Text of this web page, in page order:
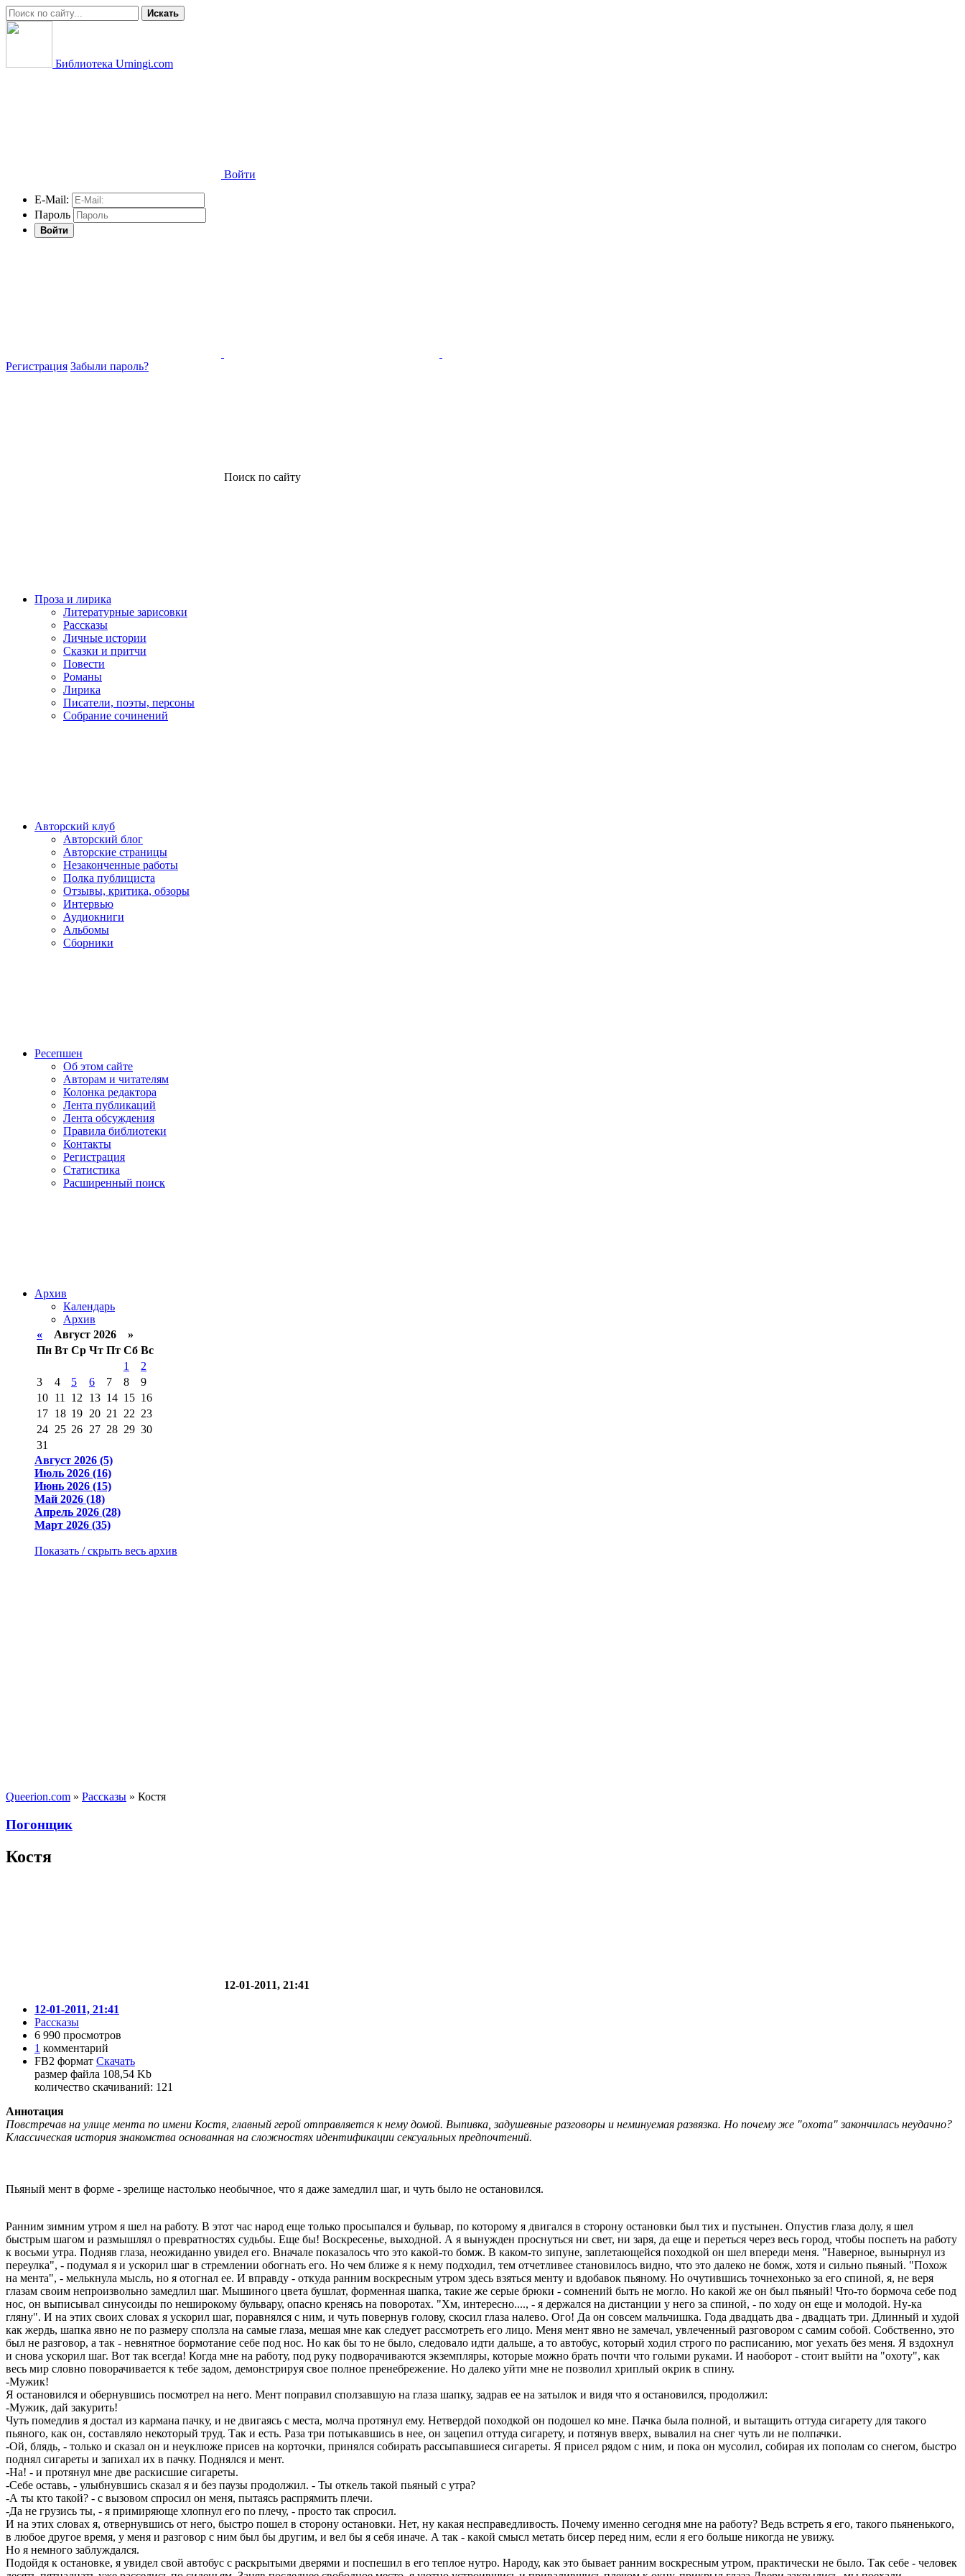
Искать
Библиотека Urningi.com
Войти
E-Mail:
Пароль
Войти
Регистрация Забыли пароль?
Поиск по сайту
Проза и лирика
Литературные зарисовки
Рассказы
Личные истории
Сказки и притчи
Повести
Романы
Лирика
Писатели, поэты, персоны
Собрание сочинений
Авторский клуб
Авторский блог
Авторские страницы
Незаконченные работы
Полка публициста
Отзывы, критика, обзоры
Интервью
Аудиокниги
Альбомы
Сборники
Ресепшен
Об этом сайте
Авторам и читателям
Колонка редактора
Лента публикаций
Лента обсуждения
Правила библиотеки
Контакты
Регистрация
Статистика
Расширенный поиск
Архив
Календарь
Архив
« Август 2026 »
Пн Вт Ср Чт Пт Сб Вс
1
2
3
4 5 6 7 8
9
10 11 12 13 14 15 16
17 18 19 20 21 22 23
24 25 26 27 28 29 30
31
Август 2026 (5)
Июль 2026 (16)
Июнь 2026 (15)
Май 2026 (18)
Апрель 2026 (28)
Март 2026 (35)
Показать / скрыть весь архив
Queerion.com » Рассказы » Костя
Погонщик
Костя
12-01-2011, 21:41
12-01-2011, 21:41
Рассказы
6 990 просмотров
1 комментарий
FB2 формат Скачать
размер файла 108,54 Kb
количество cкачиваний: 121
Аннотация
Повстречав на улице мента по имени Костя, главный герой отправляется к нему домой. Выпивка, задушевные разговоры и неминуемая развязка. Но почему же "охота" закончилась неудачно?
Классическая история знакомства основанная на сложностях идентификации сексуальных предпочтений.
Пьяный мент в форме - зрелище настолько необычное, что я даже замедлил шаг, и чуть было не остановился.
Ранним зимним утром я шел на работу. В этот час народ еще только просыпался и бульвар, по которому я двигался в сторону остановки был тих и пустынен. Опустив глаза долу, я шел
быстрым шагом и размышлял о превратностях судьбы. Еще бы! Воскресенье, выходной. А я вынужден проснуться ни свет, ни заря, да еще и переться через весь город, чтобы поспеть на работу
к восьми утра. Подняв глаза, неожиданно увидел его. Вначале показалось что это какой-то бомж. В каком-то зипуне, заплетающейся походкой он шел впереди меня. "Наверное, вынырнул из
переулка", - подумал я и ускорил шаг в стремлении обогнать его. Но чем ближе я к нему подходил, тем отчетливее становилось видно, что это далеко не бомж, хотя и сильно пьяный. "Похож
на мента", - мелькнула мысль, но я отогнал ее. И вправду - откуда ранним воскресным утром здесь взяться менту и вдобавок пьяному. Но очутившись точнехонько за его спиной, я, не веря
глазам своим непроизвольно замедлил шаг. Мышиного цвета бушлат, форменная шапка, такие же серые брюки - сомнений быть не могло. Но какой же он был пьяный! Что-то бормоча себе под
нос, он выписывал синусоиды по неширокому бульвару, опасно кренясь на поворотах. "Хм, интересно...., - я держался на дистанции у него за спиной, - по ходу он еще и молодой. Ну-ка
гляну". И на этих своих словах я ускорил шаг, поравнялся с ним, и чуть повернув голову, скосил глаза налево. Ого! Да он совсем мальчишка. Года двадцать два - двадцать три. Длинный и худой
как жердь, шапка явно не по размеру сползла на самые глаза, мешая мне как следует рассмотреть его лицо. Меня мент явно не замечал, увлеченный разговором с самим собой. Собственно, это
был не разговор, а так - невнятное бормотание себе под нос. Но как бы то не было, следовало идти дальше, а то автобус, который ходил строго по расписанию, мог уехать без меня. Я вздохнул
и снова ускорил шаг. Вот так всегда! Когда мне на работу, под руку подворачиваются экземпляры, которые можно брать почти что голыми руками. И наоборот - стоит выйти на "охоту", как
весь мир словно поворачивается к тебе задом, демонстрируя свое полное пренебрежение. Но далеко уйти мне не позволил хриплый окрик в спину.
-Мужик!
Я остановился и обернувшись посмотрел на него. Мент поправил сползавшую на глаза шапку, задрав ее на затылок и видя что я остановился, продолжил:
-Мужик, дай закурить!
Чуть помедлив я достал из кармана пачку, и не двигаясь с места, молча протянул ему. Нетвердой походкой он подошел ко мне. Пачка была полной, и вытащить оттуда сигарету для такого
пьяного, как он, составляло некоторый труд. Так и есть. Раза три потыкавшись в нее, он зацепил оттуда сигарету, и потянув вверх, вывалил на снег чуть ли не полпачки.
-Ой, блядь, - только и сказал он и неуклюже присев на корточки, принялся собирать рассыпавшиеся сигареты. Я присел рядом с ним, и пока он мусолил, собирая их пополам со снегом, быстро
поднял сигареты и запихал их в пачку. Поднялся и мент.
-На! - и протянул мне две раскисшие сигареты.
-Себе оставь, - улыбнувшись сказал я и без паузы продолжил. - Ты откель такой пьяный с утра?
-А ты кто такой? - с вызовом спросил он меня, пытаясь распрямить плечи.
-Да не грузись ты, - я примиряюще хлопнул его по плечу, - просто так спросил.
И на этих словах я, отвернувшись от него, быстро пошел в сторону остановки. Нет, ну какая несправедливость. Почему именно сегодня мне на работу? Ведь встреть я его, такого пьяненького,
в любое другое время, у меня и разговор с ним был бы другим, и вел бы я себя иначе. А так - какой смысл метать бисер перед ним, если я его больше никогда не увижу.
Но я немного заблуждался.
Подойдя к остановке, я увидел свой автобус с раскрытыми дверями и поспешил в его теплое нутро. Народу, как это бывает ранним воскресным утром, практически не было. Так себе - человек